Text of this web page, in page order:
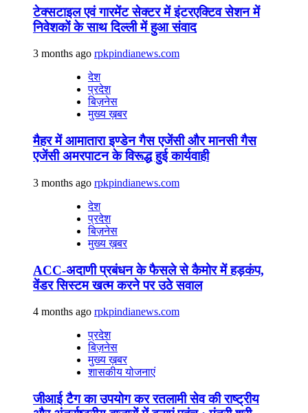
टेक्सटाइल एवं गारमेंट सेक्टर में इंटरएक्टिव सेशन में
निवेशकों के साथ दिल्ली में हुआ संवाद
3 months ago rpkpindianews.com
देश
प्रदेश
बिज़नेस
मुख्य ख़बर
मैहर में आमातारा इण्डेन गैस एजेंसी और मानसी गैस
एजेंसी अमरपाटन के विरूद्ध हुई कार्यवाही
3 months ago rpkpindianews.com
देश
प्रदेश
बिज़नेस
मुख्य ख़बर
ACC-अदाणी प्रबंधन के फैसले से कैमोर में हड़कंप,
वेंडर सिस्टम खत्म करने पर उठे सवाल
4 months ago rpkpindianews.com
प्रदेश
बिज़नेस
मुख्य ख़बर
शासकीय योजनाएं
जीआई टैग का उपयोग कर रतलामी सेव की राष्ट्रीय